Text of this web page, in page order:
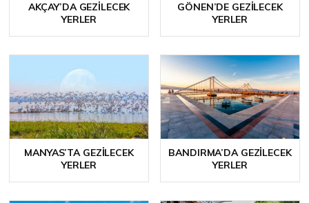
AKÇAY’DA GEZILECEK
YERLER
GÖNEN’DE GEZILECEK
YERLER
MANYAS’TA GEZILECEK
YERLER
BANDIRMA’DA GEZILECEK
YERLER